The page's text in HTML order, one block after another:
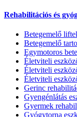
Rehabilitációs és
Betegemelő
Betegemelő
Egymotoros
Életviteli
Életviteli
Életviteli
Gerinc
Gyengénlátás
Gyermek
Gyógytorna